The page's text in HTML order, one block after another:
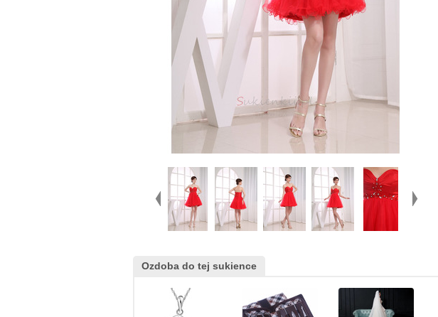
Ozdoba do tej sukience